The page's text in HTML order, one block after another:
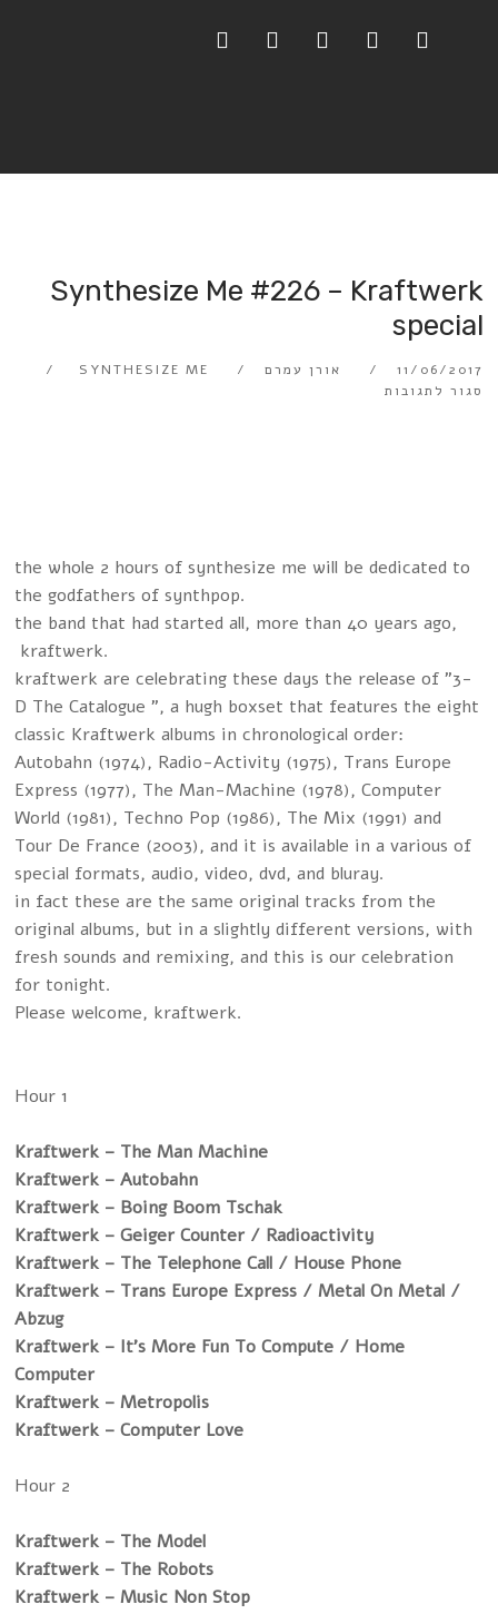
Synthesize Me #226 – Kraftwerk
special
11/06/2017 אורן עמרם
SYNTHESIZE ME
סגור לתגובות
the whole 2 hours of synthesize me will be dedicated to
the godfathers of synthpop.
the band that had started all, more than 40 years ago,
kraftwerk.
kraftwerk are celebrating these days the release of "3-
D The Catalogue ", a hugh boxset that features the eight
classic Kraftwerk albums in chronological order:
Autobahn (1974), Radio-Activity (1975), Trans Europe
Express (1977), The Man-Machine (1978), Computer
World (1981), Techno Pop (1986), The Mix (1991) and
Tour De France (2003), and it is available in a various of
special formats, audio, video, dvd, and bluray.
in fact these are the same original tracks from the
original albums, but in a slightly different versions, with
fresh sounds and remixing, and this is our celebration
for tonight.
Please welcome, kraftwerk.
Hour 1
Kraftwerk – The Man Machine
Kraftwerk – Autobahn
Kraftwerk – Boing Boom Tschak
Kraftwerk – Geiger Counter / Radioactivity
Kraftwerk – The Telephone Call / House Phone
Kraftwerk – Trans Europe Express / Metal On Metal /
Abzug
Kraftwerk – It's More Fun To Compute / Home
Computer
Kraftwerk – Metropolis
Kraftwerk – Computer Love
Hour 2
Kraftwerk – The Model
Kraftwerk – The Robots
Kraftwerk – Music Non Stop